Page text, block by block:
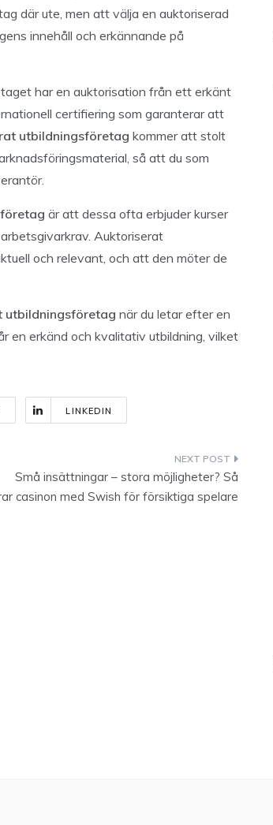
där ute, men att välja en auktoriserad
innehåll och erkännande på
har en auktorisation från ett erkänt
certifiering som garanterar att
utbildningsföretag kommer att stolt
så att du som
är att dessa ofta erbjuder kurser
Auktoriserat
och relevant, och att den möter de
utbildningsföretag när du letar efter en
en erkänd och kvalitativ utbildning, vilket
LINKEDIN
Små insättningar – stora möjligheter? Så
casinon med Swish för försiktiga spelare